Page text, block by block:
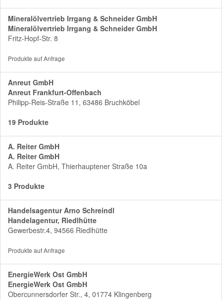
Mineralölvertrieb Irrgang & Schneider GmbH
Mineralölvertrieb Irrgang & Schneider GmbH
Fritz-Hopf-Str. 8
Produkte auf Anfrage
Anreut GmbH
Anreut Frankfurt-Offenbach
Philipp-Reis-Straße 11, 63486 Bruchköbel
19 Produkte
A. Reiter GmbH
A. Reiter GmbH
A. Reiter GmbH, Thierhauptener Straße 10a
3 Produkte
Handelsagentur Arno Schreindl
Handelagentur, Riedlhütte
Gewerbestr.4, 94566 Riedlhütte
Produkte auf Anfrage
EnergieWerk Ost GmbH
EnergieWerk Ost GmbH
Obercunnersdorfer Str., 4, 01774 Klingenberg